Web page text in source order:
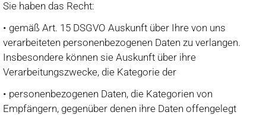
Sie haben das Recht:
• gemäß Art. 15 DSGVO Auskunft über Ihre von uns
verarbeiteten personenbezogenen Daten zu verlangen.
Insbesondere können sie Auskunft über ihre
Verarbeitungszwecke, die Kategorie der
• personenbezogenen Daten, die Kategorien von
Empfängern, gegenüber denen ihre Daten offengelegt